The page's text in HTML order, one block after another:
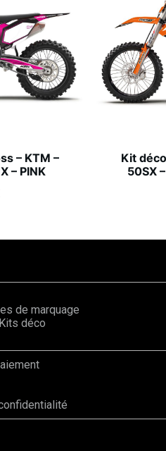
– KTM –
– PINK
Kit
50SX
de marquage
déco